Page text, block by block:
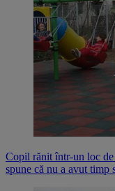
Copil rănit într-un loc de
spune că nu a avut timp